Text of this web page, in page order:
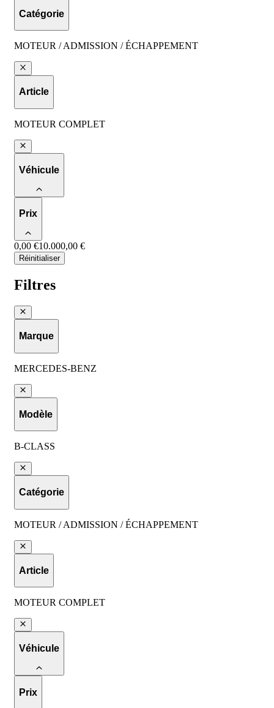
Catégorie
MOTEUR / ADMISSION / ÉCHAPPEMENT
Article
MOTEUR COMPLET
Véhicule
Prix
0,00 €10.000,00 €
Réinitialiser
Filtres
Marque
MERCEDES-BENZ
Modèle
B-CLASS
Catégorie
MOTEUR / ADMISSION / ÉCHAPPEMENT
Article
MOTEUR COMPLET
Véhicule
Prix